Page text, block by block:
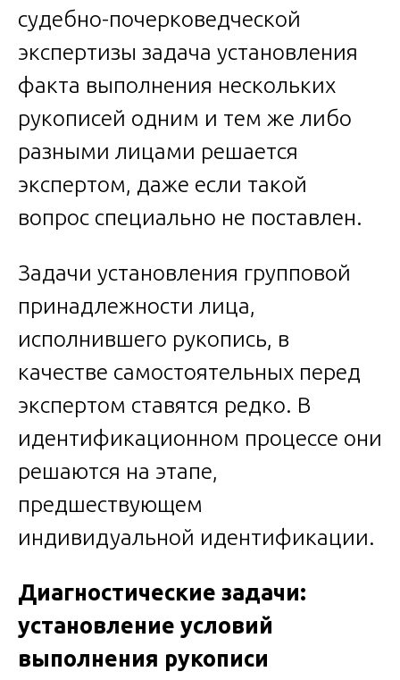
судебно-почерковедческой
экспертизы задача установления
факта выполнения нескольких
рукописей одним и тем же либо
разными лицами решается
экспертом, даже если такой
вопрос специально не поставлен.
Задачи установления групповой
принадлежности лица,
исполнившего рукопись, в
качестве самостоятельных перед
экспертом ставятся редко. В
идентификационном процессе они
решаются на этапе,
предшествующем
индивидуальной идентификации.
Диагностические задачи:
установление условий
выполнения рукописи